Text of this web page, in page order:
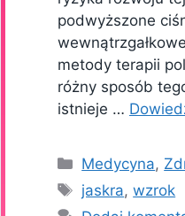
podwyższone
metody terapii
różny sposób
istnieje …
Kategorie
Medycyna,
Tagi
jaskra,wzrok